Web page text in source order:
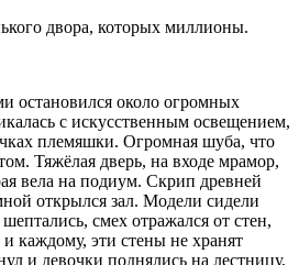
двора, которых миллионы.
остановился около огромных
с искусственным освещением,
племяшки. Огромная шуба, что
Тяжёлая дверь, на входе мрамор,
вела на подиум. Скрип древней
открылся зал. Модели сидели
смех отражался от стен,
каждому, эти стены не хранят
и девочки поднялись на лестницу,